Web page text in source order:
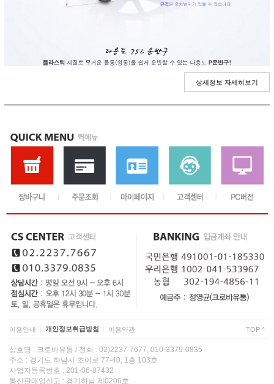
상세정보 자세히보기
이용안내 개인정보취급방침 이용약관 TOP ^
상호명 : 크로바유통 / 전화 : 02)2237-7677, 010-3379-0835
주소 : 경기도 하남시 초이로 77-40, 1층 103호
사업자등록번호 : 201-06-87432
통신판매업신고 : 경기하남 제0206호